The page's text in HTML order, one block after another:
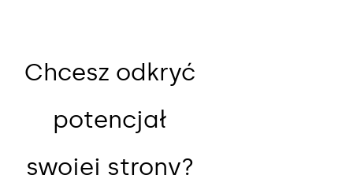
Chcesz odkryć
potencjał
swojej strony?